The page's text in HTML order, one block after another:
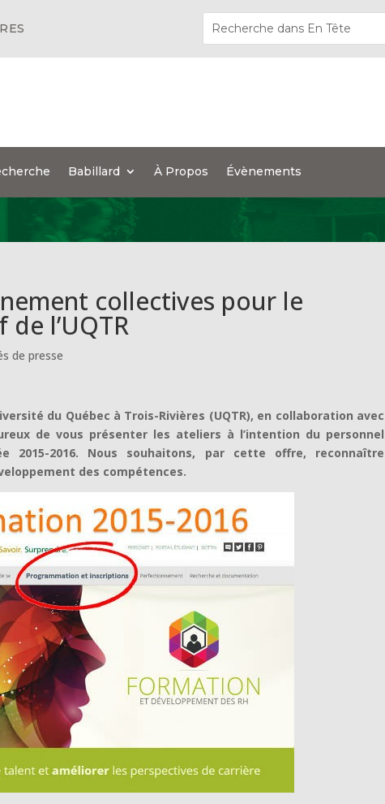
Babillard À Propos Évènements
collectives pour le
l’UQTR
de presse
du Québec à Trois-Rivières (UQTR), en collaboration avec
de vous présenter les ateliers à l’intention du personnel
2015-2016. Nous souhaitons, par cette offre, reconnaître
des compétences.